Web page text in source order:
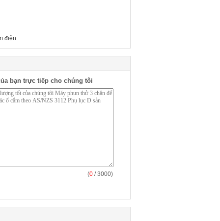
điện
bạn trực tiếp cho chúng tôi
(0 / 3000)